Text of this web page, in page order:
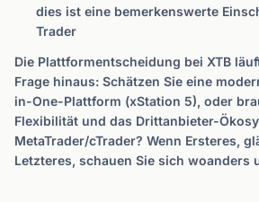
dies ist eine bemerkenswerte
Trader
Die Plattformentscheidung bei XTB
Frage hinaus: Schätzen Sie eine
in-One-Plattform (xStation 5), oder
Flexibilität und das Drittanbieter-
MetaTrader/cTrader? Wenn Ersteres,
Letzteres, schauen Sie sich woanders